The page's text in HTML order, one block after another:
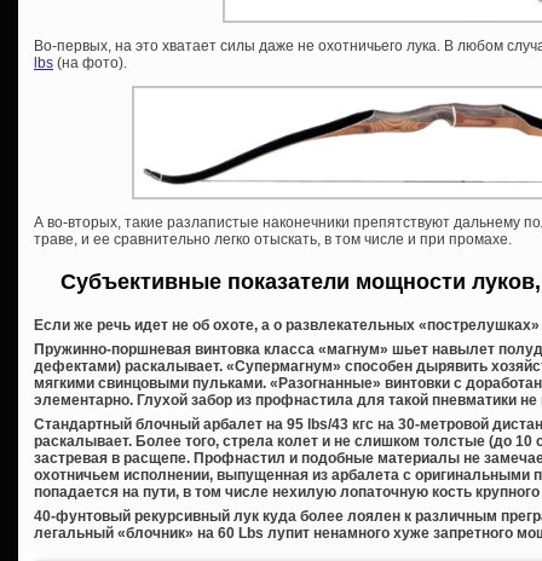
Во-первых, на это хватает силы даже не охотничьего лука. В любом
lbs (на фото).
А во-вторых, такие разлапистые наконечники препятствуют дальнему
траве, и ее сравнительно легко отыскать, в том числе и при промахе.
Субъективные показатели мощности
Если же речь идет не об охоте, а о развлекательных
Пружинно-поршневая винтовка класса «магнум» шьет навылет
дефектами) раскалывает. «Супермагнум» способен дырявить
мягкими свинцовыми пульками. «Разогнанные» винтовки с
элементарно. Глухой забор из профнастила для такой пневматики
Стандартный блочный арбалет на 95 lbs/43 кгс на 30-метровой
раскалывает. Более того, стрела колет и не слишком толстые (до 10
застревая в расщепе. Профнастил и подобные материалы не
охотничьем исполнении, выпущенная из арбалета с оригинальными
попадается на пути, в том числе нехилую лопаточную кость крупного
40-фунтовый рекурсивный лук куда более лоялен к различным
легальный «блочник» на 60 Lbs лупит ненамного хуже запретного